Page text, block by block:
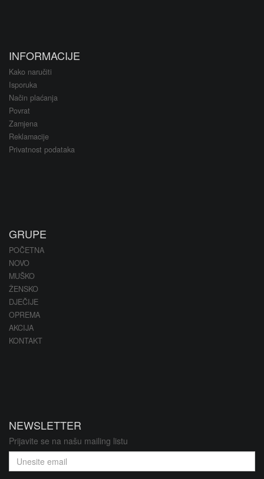
INFORMACIJE
Kako naručiti
Isporuka
Način plaćanja
Povrat
Zamjena
Reklamacije
Privatnost podataka
GRUPE
POČETNA
NOVO
MUŠKO
ŽENSKO
DJEČIJE
OPREMA
AKCIJA
KONTAKT
NEWSLETTER
Prijavite se na našu mailing listu